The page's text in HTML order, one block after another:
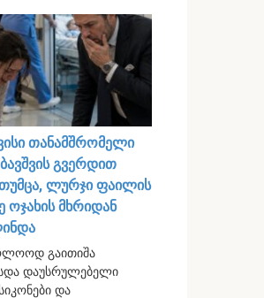
თანამშრომელი
გვერდით
ლურჯი ფაილის
ოჯახის მხრიდან
გაითიშა
დაუსრულებელი
და